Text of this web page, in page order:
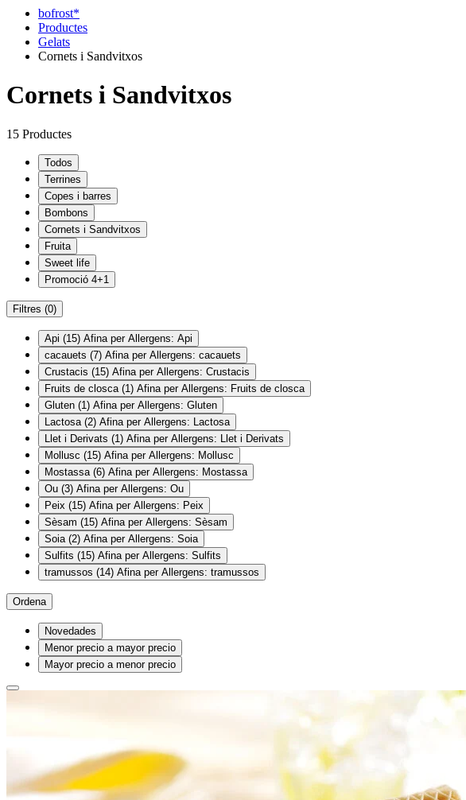
bofrost*
Productes
Gelats
Cornets i Sandvitxos
Cornets i Sandvitxos
15 Productes
Todos
Terrines
Copes i barres
Bombons
Cornets i Sandvitxos
Fruita
Sweet life
Promoció 4+1
Filtres (0)
Api (15) Afina per Allergens: Api
cacauets (7) Afina per Allergens: cacauets
Crustacis (15) Afina per Allergens: Crustacis
Fruits de closca (1) Afina per Allergens: Fruits de closca
Gluten (1) Afina per Allergens: Gluten
Lactosa (2) Afina per Allergens: Lactosa
Llet i Derivats (1) Afina per Allergens: Llet i Derivats
Mollusc (15) Afina per Allergens: Mollusc
Mostassa (6) Afina per Allergens: Mostassa
Ou (3) Afina per Allergens: Ou
Peix (15) Afina per Allergens: Peix
Sèsam (15) Afina per Allergens: Sèsam
Soia (2) Afina per Allergens: Soia
Sulfits (15) Afina per Allergens: Sulfits
tramussos (14) Afina per Allergens: tramussos
Ordena
Novedades
Menor precio a mayor precio
Mayor precio a menor precio